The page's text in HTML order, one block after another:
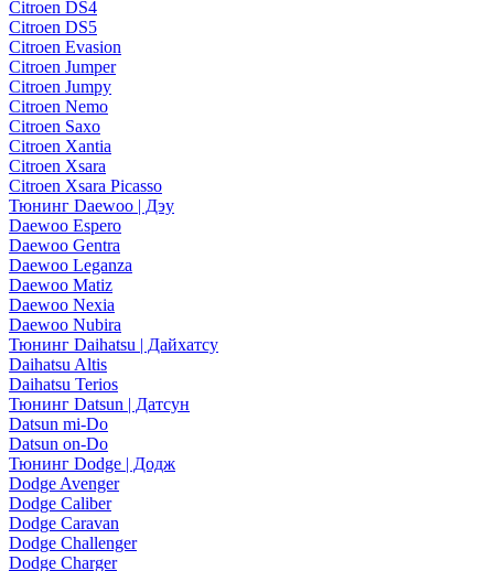
Citroen DS4
Citroen DS5
Citroen Evasion
Citroen Jumper
Citroen Jumpy
Citroen Nemo
Citroen Saxo
Citroen Xantia
Citroen Xsara
Citroen Xsara Picasso
Тюнинг Daewoo | Дэу
Daewoo Espero
Daewoo Gentra
Daewoo Leganza
Daewoo Matiz
Daewoo Nexia
Daewoo Nubira
Тюнинг Daihatsu | Дайхатсу
Daihatsu Altis
Daihatsu Terios
Тюнинг Datsun | Датсун
Datsun mi-Do
Datsun on-Do
Тюнинг Dodge | Додж
Dodge Avenger
Dodge Caliber
Dodge Caravan
Dodge Challenger
Dodge Charger